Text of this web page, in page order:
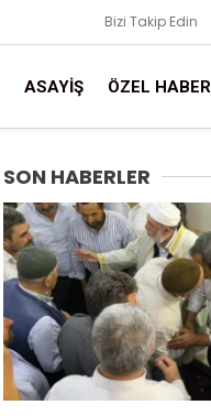
Bizi Takip Edin
ASAYIŞ ÖZEL HABER
SON HABERLER